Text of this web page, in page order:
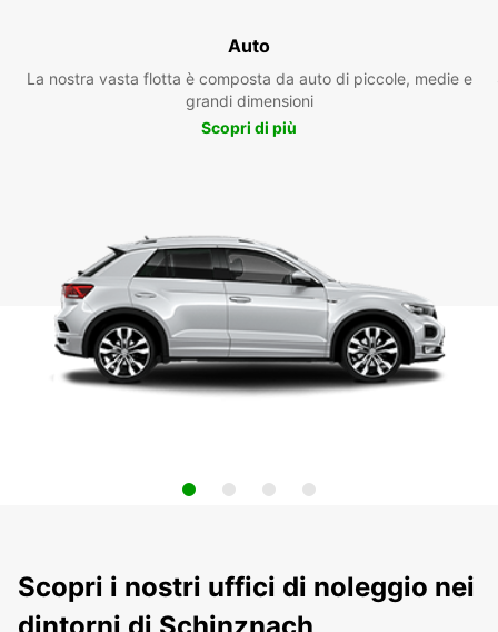
Auto
La nostra vasta flotta è composta da auto di piccole, medie e
grandi dimensioni
Scopri di più
Scopri i nostri uffici di noleggio nei